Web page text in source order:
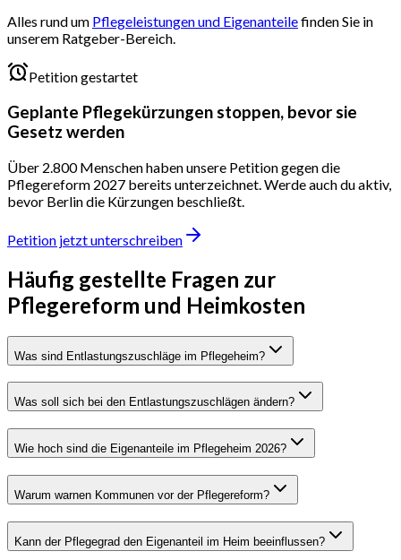
Alles rund um Pflegeleistungen und Eigenanteilefinden Sie in
unserem Ratgeber-Bereich.
Petition gestartet
Geplante Pflegekürzungen stoppen, bevor sie
Gesetz werden
Über 2.800 Menschen haben unsere Petition gegen die
Pflegereform 2027 bereits unterzeichnet. Werde auch du aktiv,
bevor Berlin die Kürzungen beschließt.
Petition jetzt unterschreiben
Häufig gestellte Fragen zur
Pflegereform und Heimkosten
Was sind Entlastungszuschläge im Pflegeheim?
Was soll sich bei den Entlastungszuschlägen ändern?
Wie hoch sind die Eigenanteile im Pflegeheim 2026?
Warum warnen Kommunen vor der Pflegereform?
Kann der Pflegegrad den Eigenanteil im Heim beeinflussen?